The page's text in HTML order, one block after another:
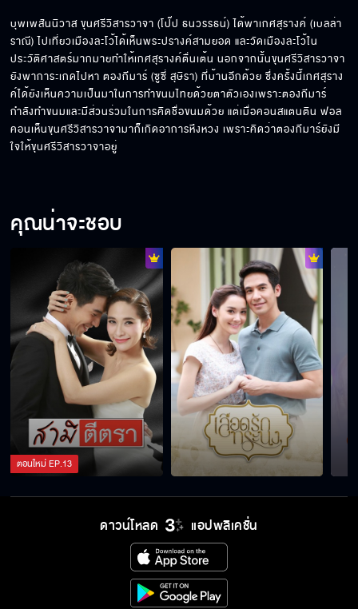
บุพเพสันนิวาส ขุนศรีวิสารวาจา (โป๊ป ธนวรรธน์) ได้พาเกศสุรางค์ (เบลล่า
ราณี) ไปเที่ยวเมืองละโว้ได้เห็นพระปรางค์สามยอด และวัดเมืองละโว้ใน
ประวัติศาสตร์มากมายทำให้เกศสุรางค์ตื่นเต้น นอกจากนั้นขุนศรีวิสารวาจา
ยังพาการะเกดไปหา ตองกีมาร์ (ซูซี่ สุษิรา) ที่บ้านอีกด้วย ซึ่งครั้งนี้เกศสุราง
ค์ได้ยังเห็นความเป็นมาในการทำขนมไทยด้วยตาตัวเองเพราะตองกีมาร์
กำลังทำขนมและมีส่วนร่วมในการคิดชื่อขนมด้วย แต่เมื่อคอนสแตนติน ฟอล
คอนเห็นขุนศรีวิสารวาจามาก็เกิดอาการหึงหวง เพราะคิดว่าตองกีมาร์ยังมี
ใจให้ขุนศรีวิสารวาจาอยู่
คุณน่าจะชอบ
ตอนใหม่EP.13
ดาวน์โหลด แอปพลิเคชั่น